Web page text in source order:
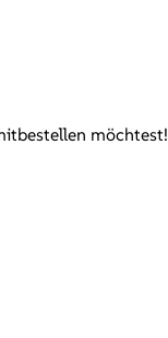
möchtest!